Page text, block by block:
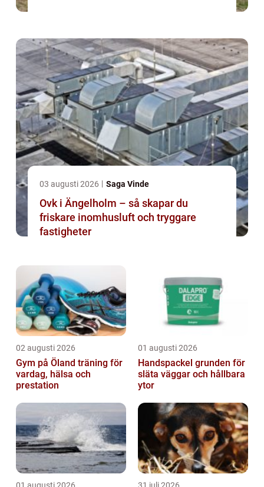
03 augusti 2026 Saga Vinde
Ovk i Ängelholm – så skapar du
friskare inomhusluft och tryggare
fastigheter
02 augusti 2026
Gym på Öland träning för
vardag, hälsa och
prestation
01 augusti 2026
Handspackel grunden för
släta väggar och hållbara
ytor